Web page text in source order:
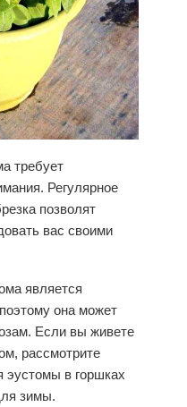
требует
Регулярное
позволят
вас своими
является
она может
Если вы живете
рассмотрите
эустомы в горшках
зимы.